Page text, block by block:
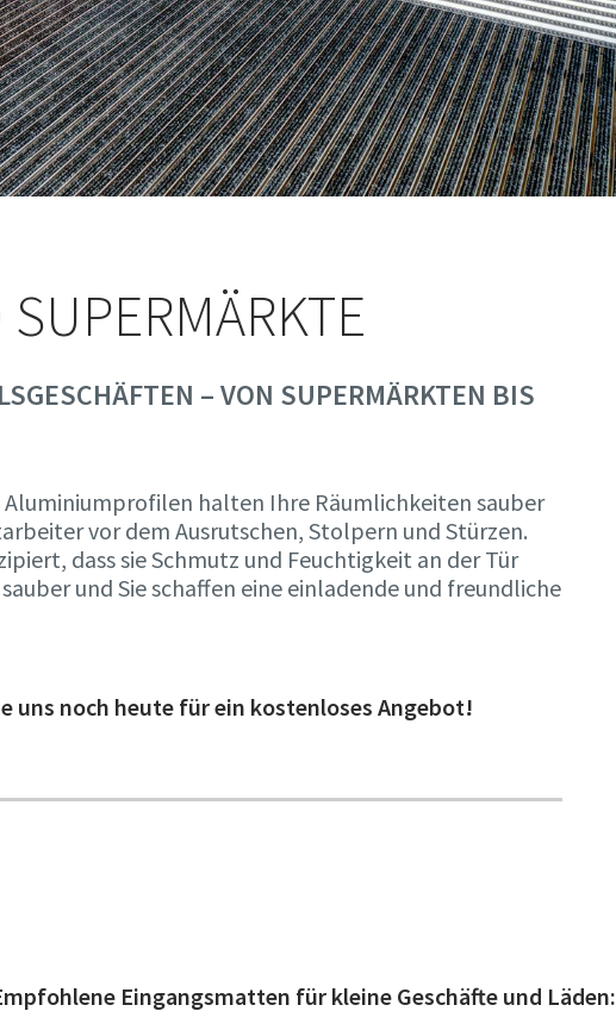
– VON SUPERMÄRKTEN BIS
halten Ihre Räumlichkeiten sauber
vor dem Ausrutschen, Stolpern und Stürzen.
dass sie Schmutz und Feuchtigkeit an der Tür
und Sie schaffen eine einladende und freundliche
uns noch heute für ein kostenloses Angebot!
Eingangsmatten für kleine Geschäfte und Läden: